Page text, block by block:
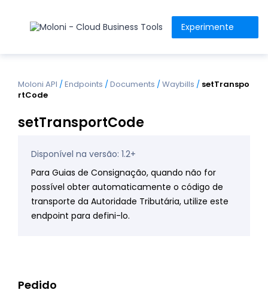
Experimente
Moloni API /Endpoints /Documents /Waybills / setTranspo
rtCode
setTransportCode
Disponível na versão: 1.2+
Para Guias de Consignação, quando não for
possível obter automaticamente o código de
transporte da Autoridade Tributária, utilize este
endpoint para defini-lo.
Pedido